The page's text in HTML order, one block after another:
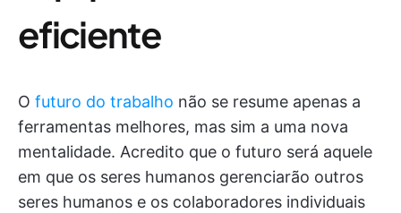
eficiente
O futuro do trabalho não se resume apenas a
ferramentas melhores, mas sim a uma nova
mentalidade. Acredito que o futuro será aquele
em que os seres humanos gerenciarão outros
seres humanos e os colaboradores individuais